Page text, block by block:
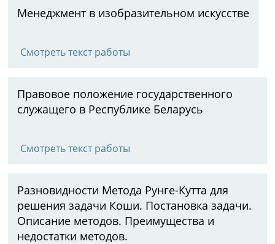
Менеджмент в изобразительном искусстве
Смотреть текст работы
Правовое положение государственного
служащего в Республике Беларусь
Смотреть текст работы
Разновидности Метода Рунге-Кутта для
решения задачи Коши. Постановка задачи.
Описание методов. Преимущества и
недостатки методов.